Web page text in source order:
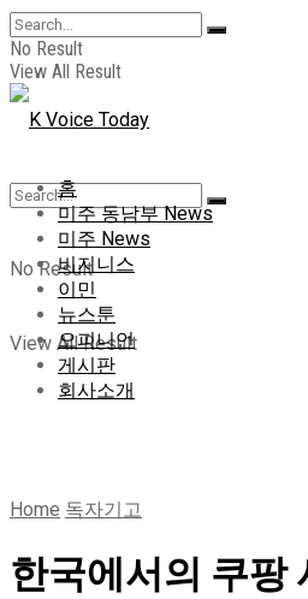
No Result
View All Result
No Result
View All Result
홈
미주 동남부 News
미주 News
비지니스
이민
뉴스툰
오피니언
게시판
회사소개
Home 독자기고
한국에서의 쿠팡